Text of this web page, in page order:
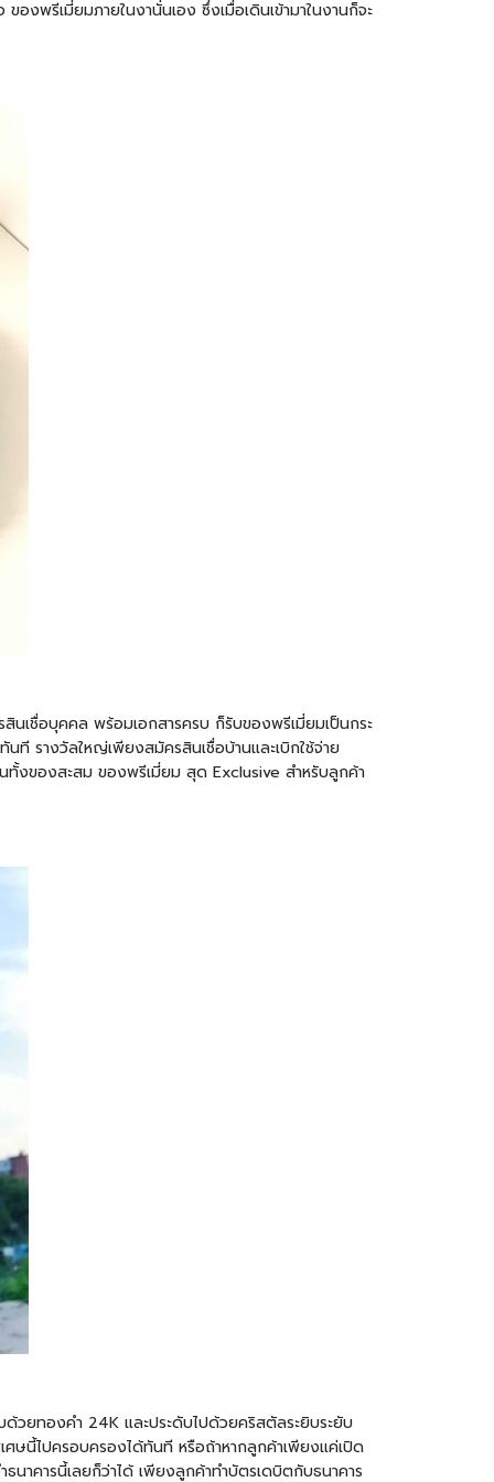
งพรีเมี่ยมภายในงานั่นเอง ซึ่งเมื่อเดินเข้ามาในงานก็จะ
นเชื่อบุคคล พร้อมเอกสารครบ ก็รับของพรีเมี่ยมเป็นกระ
ที รางวัลใหญ่เพียงสมัครสินเชื่อบ้านและเบิกใช้จ่าย
นทั้งของสะสม ของพรีเมี่ยม สุด Exclusive สำหรับลูกค้า
วยทองคำ 24K และประดับไปด้วยคริสตัลระยิบระยับ
ษนี้ไปครอบครองได้ทันที หรือถ้าหากลูกค้าเพียงแค่เปิด
นาคารนี้เลยก็ว่าได้ เพียงลูกค้าทำบัตรเดบิตกับธนาคาร